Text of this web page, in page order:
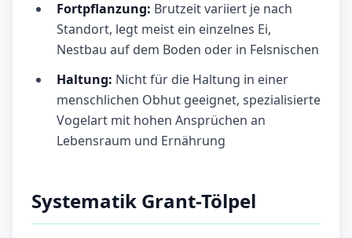
Fortpflanzung: Brutzeit variiert je nach
Standort, legt meist ein einzelnes Ei,
Nestbau auf dem Boden oder in Felsnischen
Haltung: Nicht für die Haltung in einer
menschlichen Obhut geeignet, spezialisierte
Vogelart mit hohen Ansprüchen an
Lebensraum und Ernährung
Systematik Grant-Tölpel